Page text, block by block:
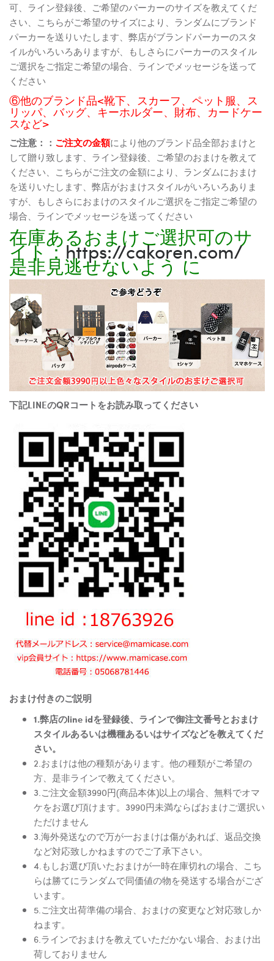
可、ライン登録後、ご希望のパーカーのサイズを教えてくだ
さい、こちらがご希望のサイズにより、ランダムにブランド
パーカーを送りいたします、弊店がブランドパーカーのスタ
イルがいろいろありますが、もしさらにパーカーのスタイル
ご選択をご指定ご希望の場合、ラインでメッセージを送って
ください
⑥他のブランド品<靴下、スカーフ、ペット服、ス
リッパ、バッグ、キーホルダー、財布、カードケー
スなど>
ご注意：： ご注文の金額により他のブランド品全部おまけと
して贈り致します、ライン登録後、ご希望のおまけを教えて
ください、こちらがご注文の金額により、ランダムにおまけ
を送りいたします、弊店がおまけスタイルがいろいろありま
すが、もしさらにおまけのスタイルご選択をご指定ご希望の
場合、ラインでメッセージを送ってください
在庫あるおまけご選択可のサ
イト：https://cakoren.com/
是非見逃せないよう に
下記LINEのQRコートをお読み取ってください
おまけ付きのご説明
1.弊店のline idを登録後、ラインで御注文番号とおまけ
スタイルあるいは機種あるいはサイズなどを教えてくだ
さい。
2.おまけは他の種類があります。他の種類がご希望の
方、是非ラインで教えてください。
3.ご注文金額3990円(商品本体)以上の場合、無料でオマ
ケをお選び頂けます。3990円未満ならばおまけご選択い
ただけません
3.海外発送なので万が一おまけは傷があれば、返品交換
など対応致しかねますのでご了承下さい。
4.もしお選び頂いたおまけが一時在庫切れの場合、こち
らは勝てにランダムで同価値の物を発送する場合がござ
います。
5.ご注文出荷準備の場合、おまけの変更など対応致しか
ねます。
6.ラインでおまけを教えていただかない場合、おまけ出
荷しておりません